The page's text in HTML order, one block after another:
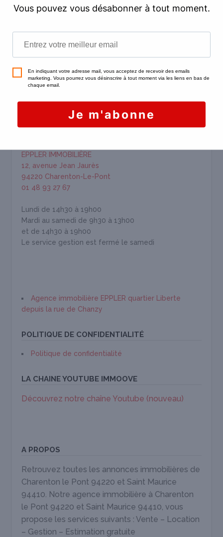
EPPLER IMMOBILIÈRE
12, avenue Jean Jaurès
94220 Charenton-Le-Pont
01 48 93 27 67
Lundi de 14h30 à 19h00
Mardi au samedi de 9h30 à 13h00
et de 14h30 à 19h00
Le service gestion est fermé le samedi
Agence immobilière EPPLER quartier Liberte
depuis la rue de Chanzy
POLITIQUE DE CONFIDENTIALITÉ
Politique de confidentialité
LA CHAINE YOUTUBE IMMOOVE
Découvrez notre chaîne Youtube (nouveau)
A PROPOS
Retrouvez toutes les annonces immobilières de
Charenton le Pont 94220 et Saint Maurice
94410. Notre agence immobilière à Charenton
le Pont 94220 et Saint Maurice 94410, vous
propose les services suivants : Vente – Location
– Gestion – Estimation gratuite